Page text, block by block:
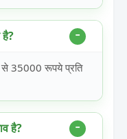
35000 रूपये प्रति
है?